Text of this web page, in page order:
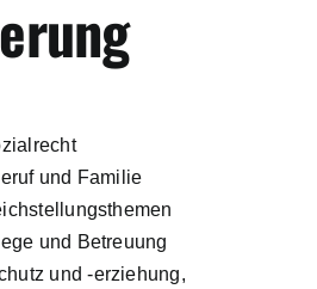
und Familie
und Betreuung
und -erziehung,